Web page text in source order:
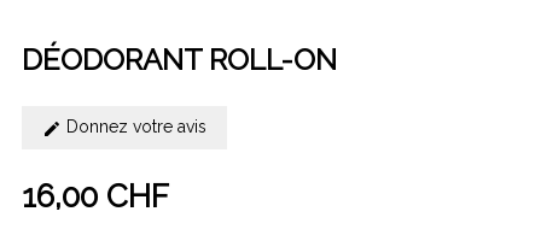
DÉODORANT ROLL-ON
Donnez votre avis
16,00 CHF